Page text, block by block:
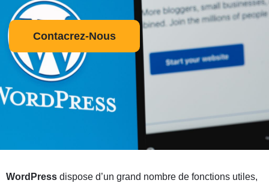
Contacrez-Nous
WordPress dispose d’un grand nombre de fonctions utiles,